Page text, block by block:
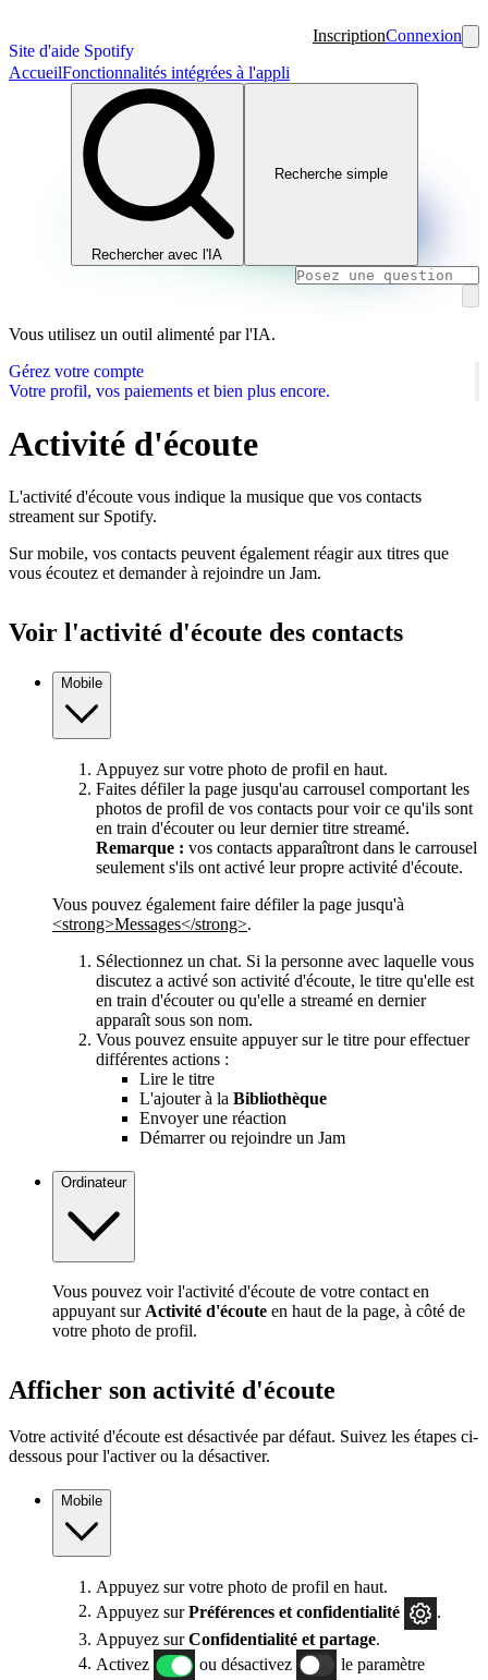
Site d'aide Spotify
InscriptionConnexion
AccueilFonctionnalités intégrées à l'appli
Rechercher avec l'IA
Recherche simple
Vous utilisez un outil alimenté par l'IA.
Gérez votre compte
Votre profil, vos paiements et bien plus encore.
Activité d'écoute
L'activité d'écoute vous indique la musique que vos contacts
streament sur Spotify.
Sur mobile, vos contacts peuvent également réagir aux titres que
vous écoutez et demander à rejoindre un Jam.
Voir l'activité d'écoute des contacts
Mobile
Appuyez sur votre photo de profil en haut.
Faites défiler la page jusqu'au carrousel comportant les
photos de profil de vos contacts pour voir ce qu'ils sont
en train d'écouter ou leur dernier titre streamé.
Remarque : vos contacts apparaîtront dans le carrousel
seulement s'ils ont activé leur propre activité d'écoute.
Vous pouvez également faire défiler la page jusqu'à
<strong>Messages</strong>.
Sélectionnez un chat. Si la personne avec laquelle vous
discutez a activé son activité d'écoute, le titre qu'elle est
en train d'écouter ou qu'elle a streamé en dernier
apparaît sous son nom.
Vous pouvez ensuite appuyer sur le titre pour effectuer
différentes actions :
Lire le titre
L'ajouter à la Bibliothèque
Envoyer une réaction
Démarrer ou rejoindre un Jam
Ordinateur
Vous pouvez voir l'activité d'écoute de votre contact en
appuyant sur Activité d'écoute en haut de la page, à côté de
votre photo de profil.
Afficher son activité d'écoute
Votre activité d'écoute est désactivée par défaut. Suivez les étapes ci-
dessous pour l'activer ou la désactiver.
Mobile
Appuyez sur votre photo de profil en haut.
Appuyez surPréférences et confidentialité
Appuyez surConfidentialité et partage.
Activez
ou désactivez
le paramètre